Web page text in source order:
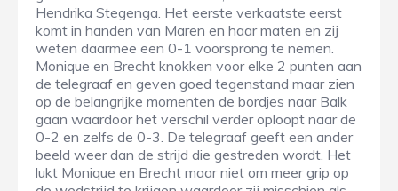
Hendrika Stegenga. Het eerste verkaatste eerst
komt in handen van Maren en haar maten en zij
weten daarmee een 0-1 voorsprong te nemen.
Monique en Brecht knokken voor elke 2 punten aan
de telegraaf en geven goed tegenstand maar zien
op de belangrijke momenten de bordjes naar Balk
gaan waardoor het verschil verder oploopt naar de
0-2 en zelfs de 0-3. De telegraaf geeft een ander
beeld weer dan de strijd die gestreden wordt. Het
lukt Monique en Brecht maar niet om meer grip op